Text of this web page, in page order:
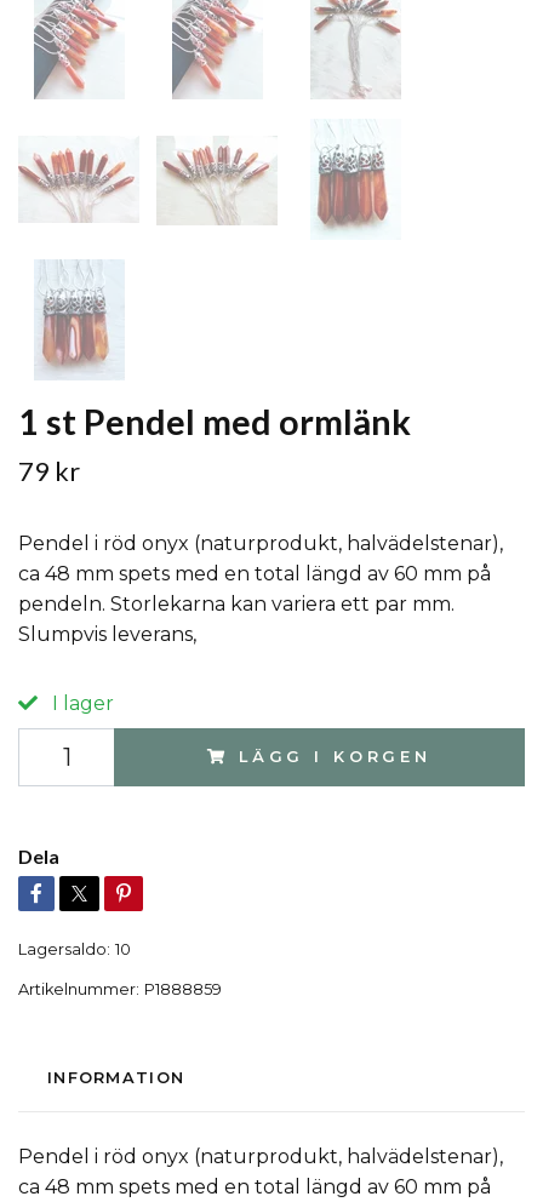
1 st Pendel med ormlänk
79 kr
Pendel i röd onyx (naturprodukt, halvädelstenar),
ca 48 mm spets med en total längd av 60 mm på
pendeln. Storlekarna kan variera ett par mm.
Slumpvis leverans,
I lager
LÄGG I KORGEN
Dela
Lagersaldo: 10
Artikelnummer: P1888859
INFORMATION
Pendel i röd onyx (naturprodukt, halvädelstenar),
ca 48 mm spets med en total längd av 60 mm på